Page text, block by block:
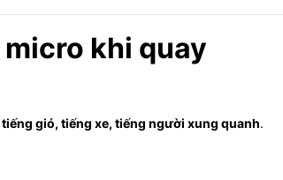
khi quay
gió, tiếng xe, tiếng người xung quanh.